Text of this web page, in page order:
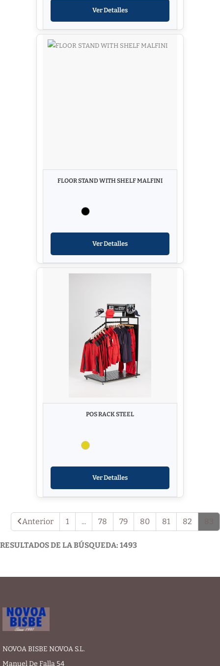
Ver Detalles
FLOOR STAND WITH SHELF MALFINI
Ver Detalles
POS RACK STEEL
Ver Detalles
Anterior 1 ... 78 79 80 81 82
RESULTADOS DE LA BÚSQUEDA: 1493
NOVOA BISBE NOVOA S.L.
Manuel De Falla 54